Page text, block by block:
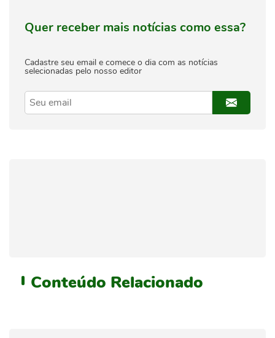
Quer receber mais notícias como essa?
Cadastre seu email e comece o dia com as notícias
selecionadas pelo nosso editor
Conteúdo Relacionado